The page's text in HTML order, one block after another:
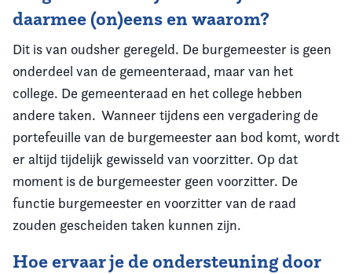
daarmee (on)eens en waarom?
Dit is van oudsher geregeld. De burgemeester is geen
onderdeel van de gemeenteraad, maar van het
college. De gemeenteraad en het college hebben
andere taken. Wanneer tijdens een vergadering de
portefeuille van de burgemeester aan bod komt, wordt
er altijd tijdelijk gewisseld van voorzitter. Op dat
moment is de burgemeester geen voorzitter. De
functie burgemeester en voorzitter van de raad
zouden gescheiden taken kunnen zijn.
Hoe ervaar je de ondersteuning door